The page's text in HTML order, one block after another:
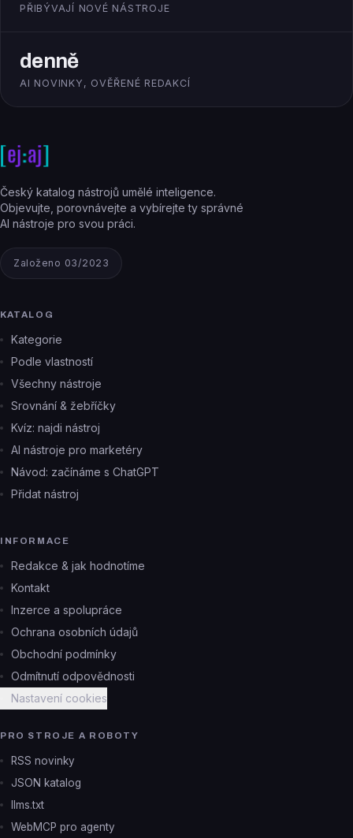
PŘIBÝVAJÍ NOVÉ NÁSTROJE
denně
AI NOVINKY, OVĚŘENÉ REDAKCÍ
Český katalog nástrojů umělé inteligence.
Objevujte, porovnávejte a vybírejte ty správné
AI nástroje pro svou práci.
Založeno 03/2023
KATALOG
Kategorie
Podle vlastností
Všechny nástroje
Srovnání & žebříčky
Kvíz: najdi nástroj
AI nástroje pro marketéry
Návod: začínáme s ChatGPT
Přidat nástroj
INFORMACE
Redakce & jak hodnotíme
Kontakt
Inzerce a spolupráce
Ochrana osobních údajů
Obchodní podmínky
Odmítnutí odpovědnosti
Nastavení cookies
PRO STROJE A ROBOTY
RSS novinky
JSON katalog
llms.txt
WebMCP pro agenty